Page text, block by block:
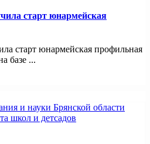
старт юнармейская
старт юнармейская профильная
базе ...